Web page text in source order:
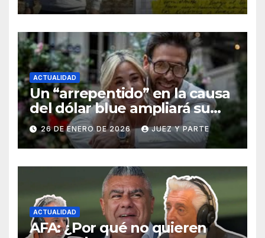
ACTUALIDAD
Un “arrepentido” en la causa
del dólar blue ampliará su
declaración y apunta a
niveles superiores de la
maniobra
26 DE ENERO DE 2026 JUEZ Y PARTE
ACTUALIDAD
AFA: ¿Por qué no quieren